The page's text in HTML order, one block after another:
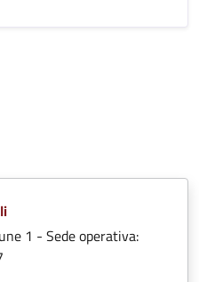
1 - Sede operativa: